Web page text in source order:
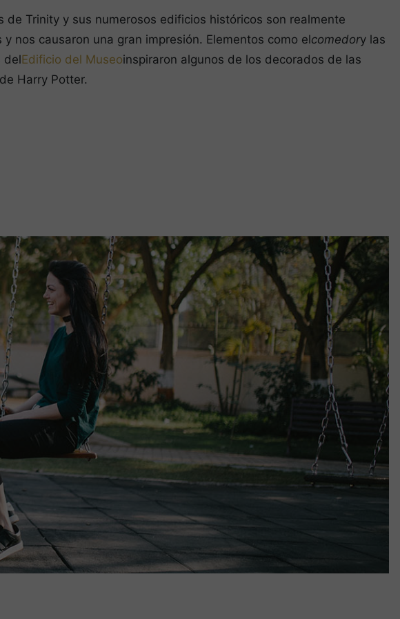
de Trinity y sus numerosos edificios históricos son realmente
y nos causaron una gran impresión. Elementos como elcomedory las
delEdificio del Museoinspiraron algunos de los decorados de las
Harry Potter.